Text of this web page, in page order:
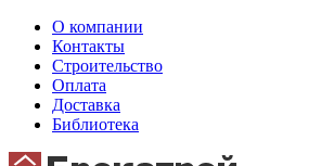
О компании
Контакты
Строительство
Оплата
Доставка
Библиотека